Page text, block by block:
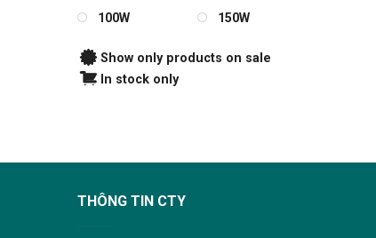
100W
150W
Show only products on sale
In stock only
THÔNG TIN CTY